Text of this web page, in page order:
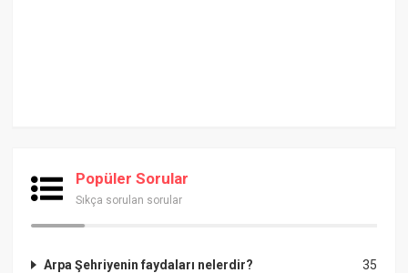
Popüler Sorular
Sıkça sorulan sorular
35
Arpa Şehriyenin faydaları nelerdir?